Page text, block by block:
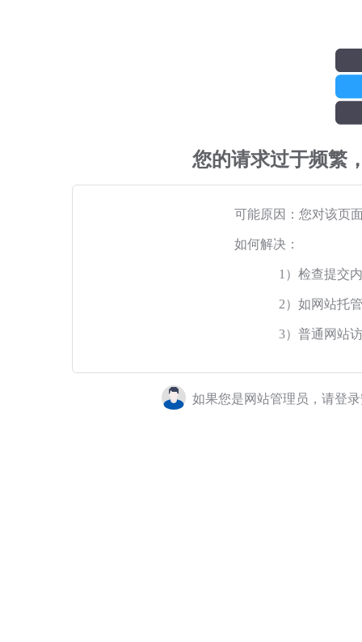
您的请求过于频繁
可能原因：您对该页
如何解决：
1）检查提交
2）如网站托
3）普通网站
如果您是网站管理员，请登